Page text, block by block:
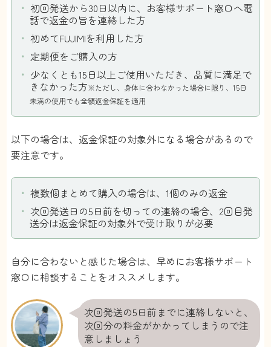
初回発送から30日以内に、お客様サポート窓口へ電
話で返金の旨を連絡した方
初めてFUJIMIを利用した方
定期便をご購入の方
少なくとも15日以上ご使用いただき、品質に満足で
きなかった方※ただし、身体に合わなかった場合に限り、15日
未満の使用でも全額返金保証を適用
以下の場合は、返金保証の対象外になる場合があるので
要注意です。
複数個まとめて購入の場合は、1個のみの返金
次回発送日の5日前を切っての連絡の場合、2回目発
送分は返金保証の対象外で受け取 りが必要
自分に合わないと感じた場合は、早めにお客様サポート
窓口に相談することをオススメします。
次回発送の5日前までに連絡しないと、
次回分の料金がかかってしまうので注
意しましょう